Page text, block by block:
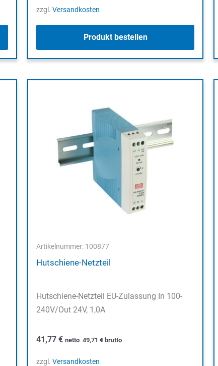
zzgl. Versandkosten
Produkt bestellen
Artikelnummer: 100877
Hutschiene-Netzteil
Hutschiene-Netzteil EU-Zulassung In 100-
240V/Out 24V, 1,0A
41,77 € netto 49,71 €brutto
zzgl. Versandkosten